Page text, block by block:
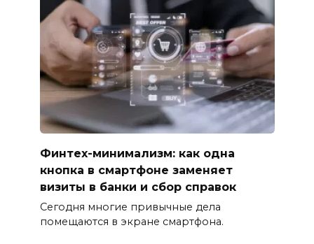
Финтех-минимализм: как одна
кнопка в смартфоне заменяет
визиты в банки и сбор справок
Сегодня многие привычные дела
помещаются в экране смартфона.